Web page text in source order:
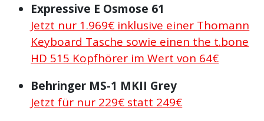
Expressive E Osmose 61
Jetzt nur 1.969€ inklusive einer Thomann
Keyboard Tasche sowie einen the t.bone
HD 515 Kopfhörer im Wert von 64€
Behringer MS-1 MKII Grey
Jetzt für nur 229€ statt 249€